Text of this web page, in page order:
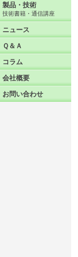
製品・技術
技術書籍・通信講座
ニュース
Ｑ＆Ａ
コラム
会社概要
お問い合わせ